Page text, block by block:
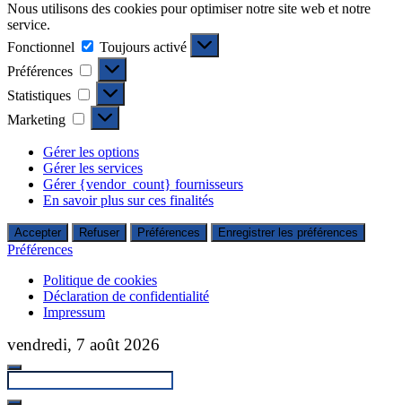
Nous utilisons des cookies pour optimiser notre site web et notre
service.
Fonctionnel
Fonctionnel
Toujours activé
Préférences
Préférences
Statistiques Statistiques
Marketing Marketing
Gérer les options
Gérer les services
Gérer {vendor_count} fournisseurs
En savoir plus sur ces finalités
Accepter Refuser Préférences Enregistrer les préférences
Préférences
Politique de cookies
Déclaration de confidentialité
Impressum
Passer
contenu
principal
vendredi, 7 août 2026